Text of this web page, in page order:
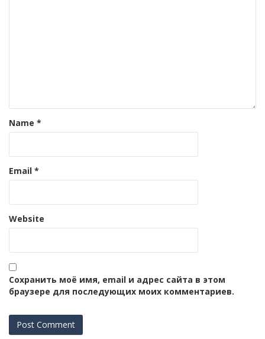
Name *
Email *
Website
Сохранить моё имя, email и адрес сайта в этом
браузере для последующих моих комментариев.